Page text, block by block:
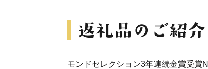
モンドセレクション3年連続金賞受賞